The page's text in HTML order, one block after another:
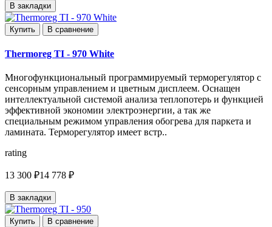
В закладки
Купить В сравнение
Thermoreg TI - 970 White
Многофункциональный программируемый терморегулятор с
сенсорным управлением и цветным дисплеем. Оснащен
интеллектуальной системой анализа теплопотерь и функцией
эффективной экономии электроэнергии, а так же
специальным режимом управления обогрева для паркета и
ламината. Терморегулятор имеет встр..
rating
13 300 ₽14 778 ₽
В закладки
Купить В сравнение